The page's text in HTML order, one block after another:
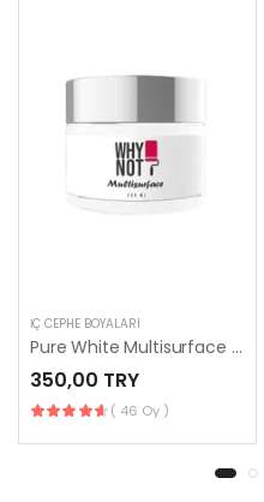
İÇ CEPHE BOYALARI
Pure White Multisurface 250 ml
350,00 TRY
( 46 Oy )